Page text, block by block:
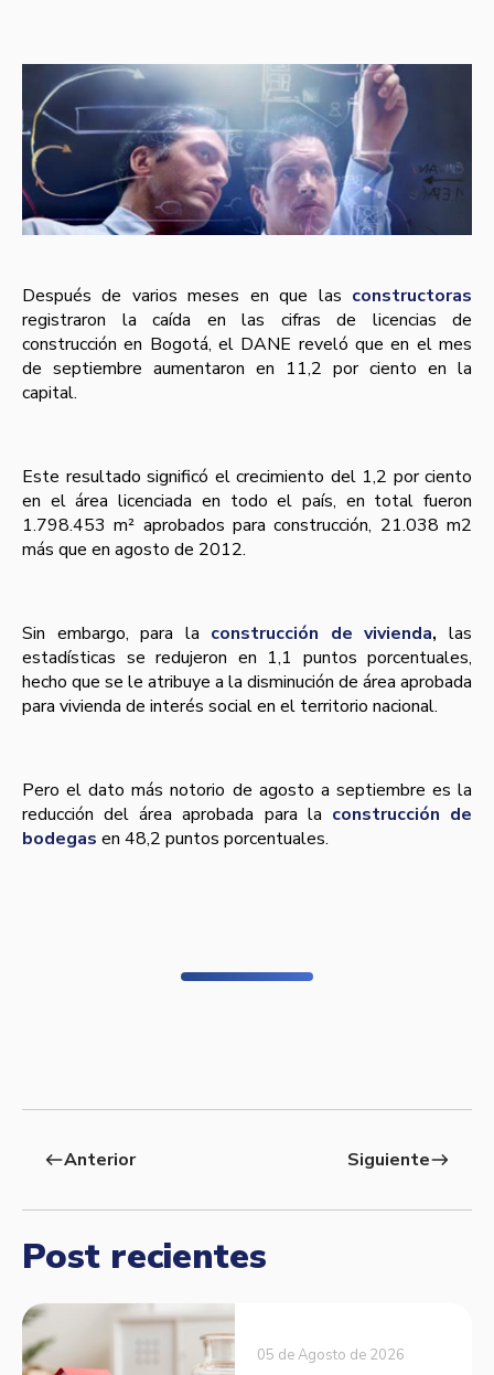
Después de varios meses en que las constructoras
registraron la caí­da en las cifras de licencias de
construcción en Bogotá, el DANE reveló que en el mes
de septiembre aumentaron en 11,2 por ciento en la
capital.
Este resultado significó el crecimiento del 1,2 por ciento
en el área licenciada en todo el paí­s, en total fueron
1.798.453 m² aprobados para construcción, 21.038 m2
más que en agosto de 2012.
Sin embargo, para la construcción de vivienda, las
estadí­sticas se redujeron en 1,1 puntos porcentuales,
hecho que se le atribuye a la disminución de área aprobada
para vivienda de interés social en el territorio nacional.
Pero el dato más notorio de agosto a septiembre es la
reducción del área aprobada para la construcción de
bodegas en 48,2 puntos porcentuales.
westAnterior Siguienteeast
Post recientes
05 de Agosto de 2026